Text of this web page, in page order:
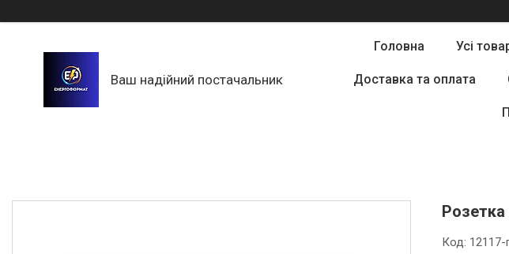
Ваш надійний постачальник
Головна Усі
Доставка та оплата
Розетка
Код: 12117-